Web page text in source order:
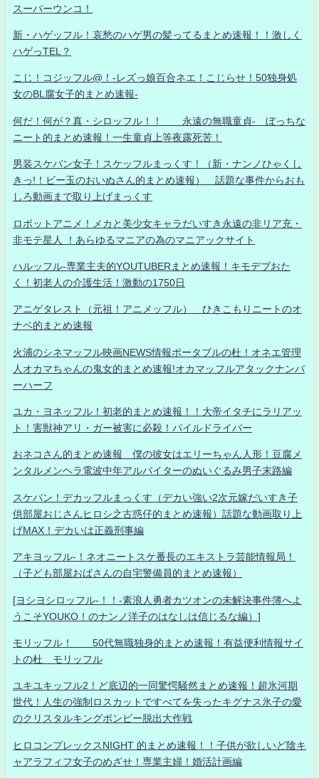
スーパーウンコ！
新・ハゲッフル！哀愁のハゲ男の髪ってるまとめ速報！！激しく
ハゲっTEL？
こじ！コジッフル@！-レズっ娘百合ネエ！こじらせ！50独身処
女のBL腐女子的まとめ速報-
何だ！何が？真・シロッフル！！ 永遠の無職童貞- ぼっちな
ニート的まとめ速報！一生童貞上等夜露死苦！
男装スケバン女子！スケッフルまっくす！（新・ナンノひゃくし
きっ!！ビー玉のおいぬさん的まとめ速報） 話題な事件からおも
しろ動画まで取り上げまっくす
ロボットアニメ！メカと美少女キャラだいすき永遠の非リア充・
非モテ星人 ！あらゆるマニアの為のマニアックサイト
ハルッフル-専業主夫的YOUTUBERまとめ速報！キモデブおた
く！初老人の介護生活！激動の1750日
アニゲタレスト（元祖！アニメッフル） ひきこもりニートのオ
ナベ的まとめ速報
火浦のシネマッフル映画NEWS情報ポータブルの杜！オネエ管理
人オカマちゃんの鬼女的まとめ速報!オカマッフルアタックナンバ
ーハーフ
ユカ・ヨネッフル！初老的まとめ速報！！大帝イタチにラリアッ
ト！害獣神アリ・ガー被害に必殺！パイルドライバー
おネコさん的まとめ速報 僕の彼女はエリーちゃん人形！豆腐メ
ンタルメンヘラ電波中年アルバイターのぬいぐるみ男子末路編
スケバン！デカッフルまっくす（デカい強い2次元嫁だいすき子
供部屋おじさんヒロシ之古惑仔的まとめ速報）話題な動画取り上
げMAX！デカいは正義刑事編
アキヨッフル-！ネオニートスケ番長のエキストラ芸能情報局！
（子ども部屋おばさんの自宅警備員的まとめ速報）
[ヨシヨシロッフル-！！-素浪人勇者カツオンの未解決事件簿へよ
うこそYOUKO！のナンノ洋子のはなしは信じるな編）]
モリッフル！ 50代無職独身的まとめ速報！有益便利情報サイ
トの杜 モリッフル
ユキユキッフル2！ど底辺的一同驚愕騒然まとめ速報！超氷河期
世代！人生の強制ロスカットですべてを失ったキグナス氷子の愛
のクリスタルキングボンビー脱出大作戦
ヒロコンプレックスNIGHT 的まとめ速報！！子供が欲しいど陰キ
ャアラフィフ女子のめざせ！専業主婦！婚活計画編